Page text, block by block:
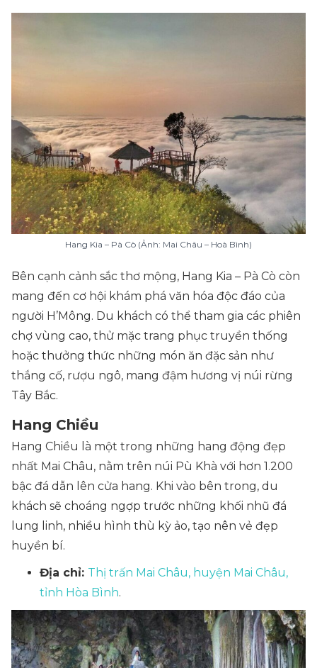
Hang Kia – Pà Cò (Ảnh: Mai Châu – Hoà Bình)
Bên cạnh cảnh sắc thơ mộng, Hang Kia – Pà Cò còn
mang đến cơ hội khám phá văn hóa độc đáo của
người H’Mông. Du khách có thể tham gia các phiên
chợ vùng cao, thử mặc trang phục truyền thống
hoặc thưởng thức những món ăn đặc sản như
thắng cố, rượu ngô, mang đậm hương vị núi rừng
Tây Bắc.
Hang Chiều
Hang Chiều là một trong những hang động đẹp
nhất Mai Châu, nằm trên núi Pù Khà với hơn 1.200
bậc đá dẫn lên cửa hang. Khi vào bên trong, du
khách sẽ choáng ngợp trước những khối nhũ đá
lung linh, nhiều hình thù kỳ ảo, tạo nên vẻ đẹp
huyền bí.
Địa chỉ: Thị trấn Mai Châu, huyện Mai Châu,
tỉnh Hòa Bình.